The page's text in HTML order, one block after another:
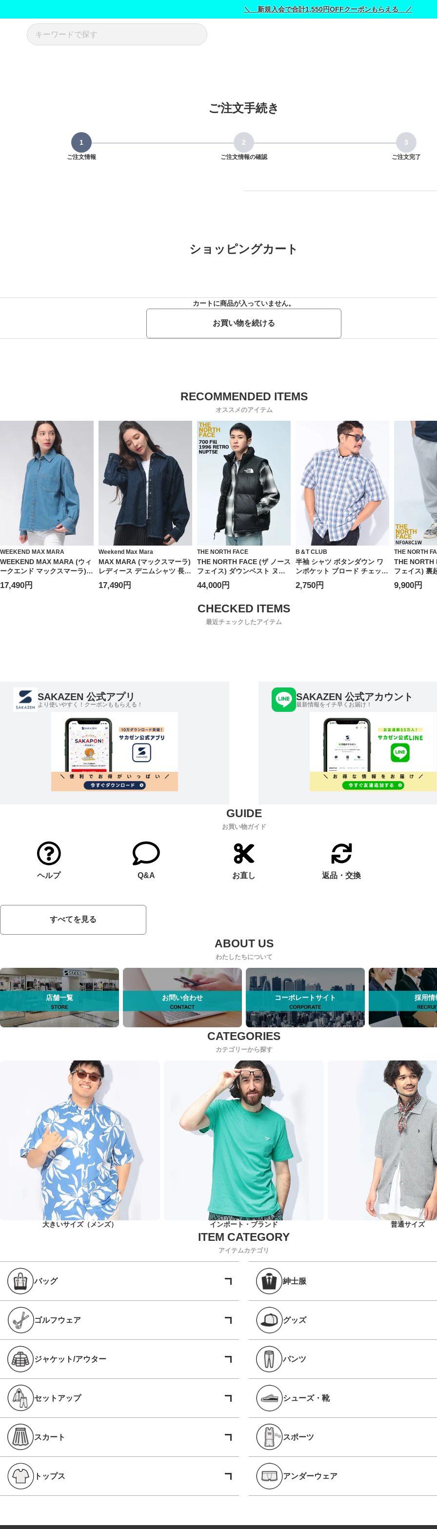
＼ 新規入会で合計1,550円OFFクーポンもらえる ／
ご注文手続き
ご注文情報 ご注文情報の確認 ご注文完了
ショッピングカート
カートに商品が入っていません。
お買い物を続ける
オススメのアイテム
WEEKEND MAX MARA
WEEKEND MAX MARA (ウィ
ークエンド マックスマーラ)
レディース シャツ 長袖 ショ
ート丈 ワンポケット デニム
17,490円
Weekend Max Mara
MAX MARA (マックスマーラ)
レディース デニムシャツ 長袖
ロゴ ワンポイント ポケット
デニム シャツ ジャケット
17,490円
THE NORTH FACE
THE NORTH FACE (ザ ノース
フェイス) ダウンベスト ヌプ
シベスト フード収納 フルジッ
プ 700フィルパワー 1996
44,000円
B＆T CLUB
半袖 シャツ ボタンダウン ワ
ンポケット ブロード チェック
トップス チェック 大きいサイ
ズ メンズ
2,750円
THE NORTH
THE NORTH
フェイス) 裏
パンツ ジョ
イント スウ
9,900円
最近チェックしたアイテム
SAKAZEN 公式アプリ
より使いやすく！クーポンももらえる！
SAKAZEN 公式アカウント
最新情報をイチ早くお届け！
お買い物ガイド
ヘルプ Q&A お直し 返品・交換
すべてを見る
わたしたちについて
店舗一覧 お問い合わせ コーポレートサイト 採用情
カテゴリーから探す
大きいサイズ（メンズ） インポート・ブランド 普通サイズ
アイテムカテゴリ
バッグ 紳士服
ゴルフウェア グッズ
ジャケット/アウター パンツ
セットアップ シューズ・靴
スカート スポーツ
トップス アンダーウェア